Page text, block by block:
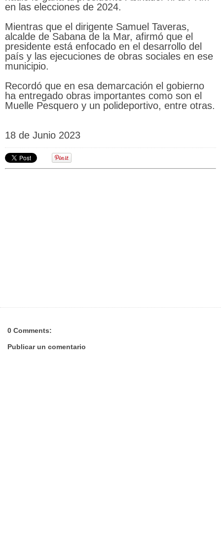
en las elecciones de 2024.
Mientras que el dirigente Samuel Taveras,
alcalde de Sabana de la Mar, afirmó que el
presidente está enfocado en el desarrollo del
país y las ejecuciones de obras sociales en ese
municipio.
Recordó que en esa demarcación el gobierno
ha entregado obras importantes como son el
Muelle Pesquero y un polideportivo, entre otras.
18 de Junio 2023
0 Comments:
Publicar un comentario